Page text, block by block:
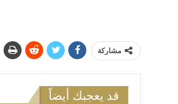
مشاركة
قد يعجبك أيضاً